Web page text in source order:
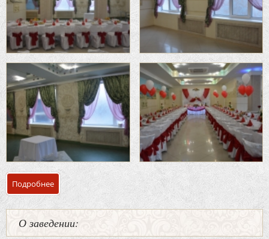
Подробнее о Греческий зал кафе «Валенсия»
О заведении: